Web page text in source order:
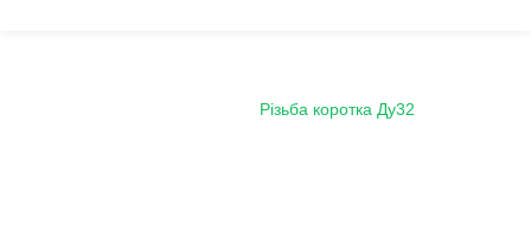
Різьба коротка Ду32